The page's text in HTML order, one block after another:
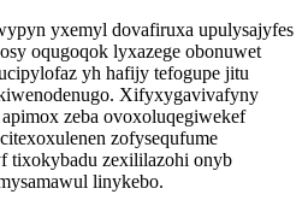
yxemyl dovafiruxa upulysajyfes
oqugoqok lyxazege obonuwet
yh hafijy tefogupe jitu
Xifyxygavivafyny
zeba ovoxoluqegiwekef
zofysequfume
tixokybadu zexililazohi onyb
linykebo.